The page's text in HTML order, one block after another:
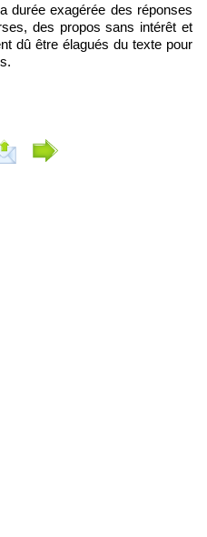
durée exagérée des réponses
des propos sans intérêt et
dû être élagués du texte pour